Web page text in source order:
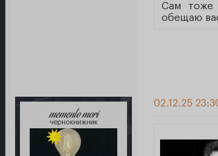
Сам тоже
обещаю
memento mori
чернокнижник
02.12.25